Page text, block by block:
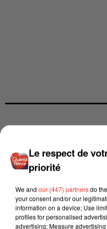
Le respect de
priorité
We and our (447) partnersdo
your consent and/or our
information on a device; Use
profiles for personalised
advertising; Measure